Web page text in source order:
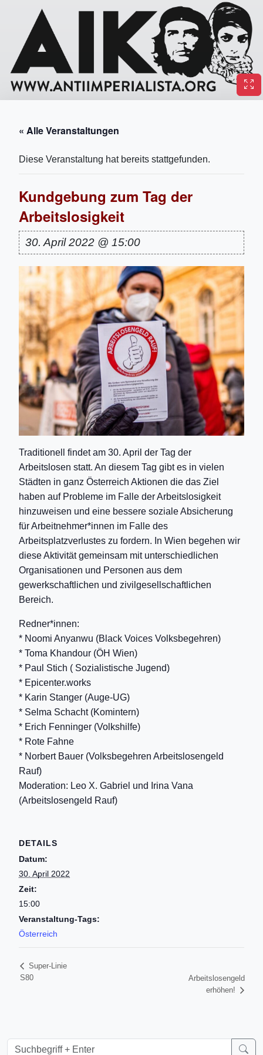
« Alle Veranstaltungen
Diese Veranstaltung hat bereits stattgefunden.
Kundgebung zum Tag der
Arbeitslosigkeit
30. April 2022 @ 15:00
Traditionell findet am 30. April der Tag der
Arbeitslosen statt. An diesem Tag gibt es in vielen
Städten in ganz Österreich Aktionen die das Ziel
haben auf Probleme im Falle der Arbeitslosigkeit
hinzuweisen und eine bessere soziale Absicherung
für Arbeitnehmer*innen im Falle des
Arbeitsplatzverlustes zu fordern. In Wien begehen wir
diese Aktivität gemeinsam mit unterschiedlichen
Organisationen und Personen aus dem
gewerkschaftlichen und zivilgesellschaftlichen
Bereich.
Redner*innen:
* Noomi Anyanwu (Black Voices Volksbegehren)
* Toma Khandour (ÖH Wien)
* Paul Stich ( Sozialistische Jugend)
* Epicenter.works
* Karin Stanger (Auge-UG)
* Selma Schacht (Komintern)
* Erich Fenninger (Volkshilfe)
* Rote Fahne
* Norbert Bauer (Volksbegehren Arbeitslosengeld
Rauf)
Moderation: Leo X. Gabriel und Irina Vana
(Arbeitslosengeld Rauf)
DETAILS
Datum:
30. April 2022
Zeit:
15:00
Veranstaltung-Tags:
Österreich
Super-Linie
S80
Arbeitslosengeld
erhöhen!